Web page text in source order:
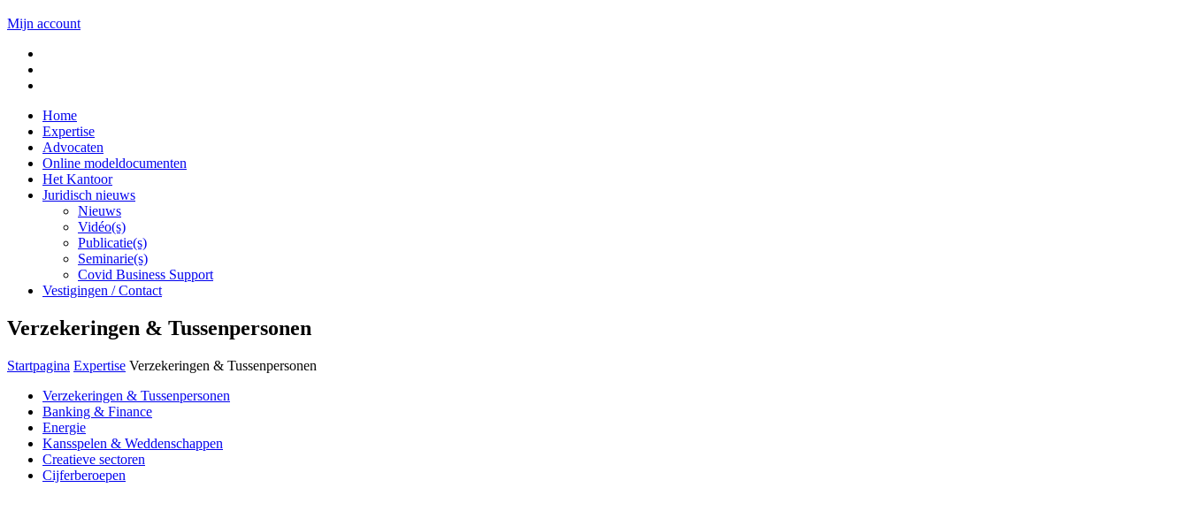
Mijn account
Home
Expertise
Advocaten
Online modeldocumenten
Het Kantoor
Juridisch nieuws
Nieuws
Vidéo(s)
Publicatie(s)
Seminarie(s)
Covid Business Support
Vestigingen / Contact
Verzekeringen & Tussenpersonen
Startpagina Expertise Verzekeringen & Tussenpersonen
Verzekeringen & Tussenpersonen
Banking & Finance
Energie
Kansspelen & Weddenschappen
Creatieve sectoren
Cijferberoepen